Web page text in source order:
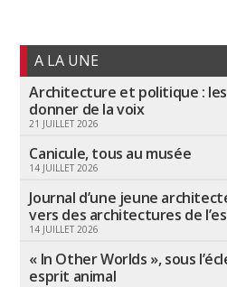
A LA UNE
Architecture et politique :
donner de la voix
21 JUILLET 2026
Canicule, tous au musée
14 JUILLET 2026
Journal d’une jeune
vers des architectures de
14 JUILLET 2026
« In Other Worlds », sous
esprit animal